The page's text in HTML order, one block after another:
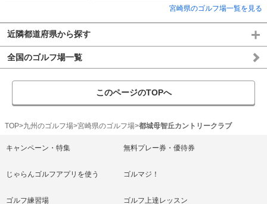
宮崎県のゴルフ場一覧を見る
近隣都道府県から探す
全国のゴルフ場一覧
このページのTOPへ
TOP 九州のゴルフ場 宮崎県のゴルフ場 都城母智丘カントリークラブ
キャンペーン・特集 無料プレー券・優待券
じゃらんゴルフアプリを使う ゴルマジ！
ゴルフ練習場 ゴルフ上達レッスン